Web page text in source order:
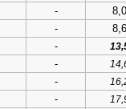
- 8,0
- 8,6
-
-
-
-